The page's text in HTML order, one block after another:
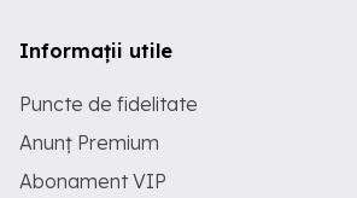
Informații utile
Puncte de fidelitate
Anunț Premium
Abonament VIP